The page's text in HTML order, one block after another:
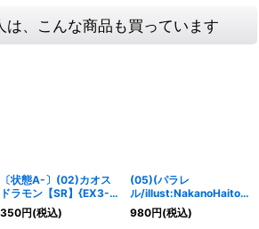
は、こんな商品も買っています
〔状態A-〕(02)カオス
ドラモン【SR】{EX3-
013}《多》
350円(税込)
(05)(パラレ
ル/illust:NakanoHaito)
ブリッツグレイモン
ACE【R-P】{EX9-013}
980円(税込)